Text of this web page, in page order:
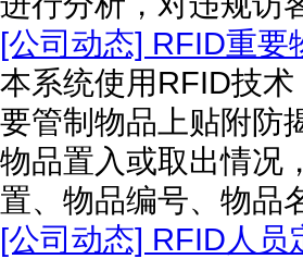
[公司动态] RFID重要
本系统使用RFID技
要管制物品上贴附防
物品置入或取出情况
置、物品编号、物品
[公司动态] RFID人